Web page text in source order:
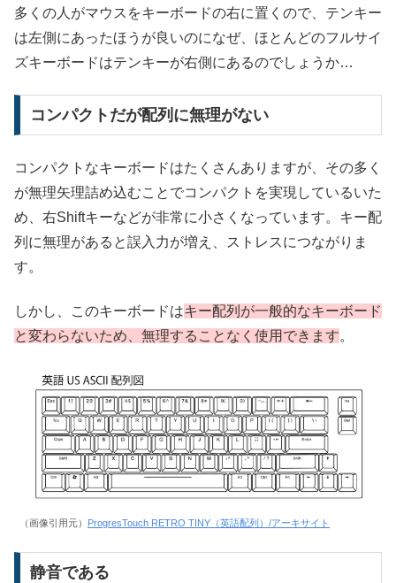
多くの人がマウスをキーボードの右に置くので、テンキー
は左側にあったほうが良いのになぜ、ほとんどのフルサイ
ズキーボードはテンキーが右側にあるのでしょうか…
コンパクトだが配列に無理がない
コンパクトなキーボードはたくさんありますが、その多く
が無理矢理詰め込むことでコンパクトを実現しているいた
め、右Shiftキーなどが非常に小さくなっています。キー配
列に無理があると誤入力が増え、ストレスにつながりま
す。
しかし、このキーボードはキー配列が一般的なキーボード
と変わらないため、無理することなく使用できます。
（画像引用元） ProgresTouch RETRO TINY（英語配列）/アーキサイト
静音である